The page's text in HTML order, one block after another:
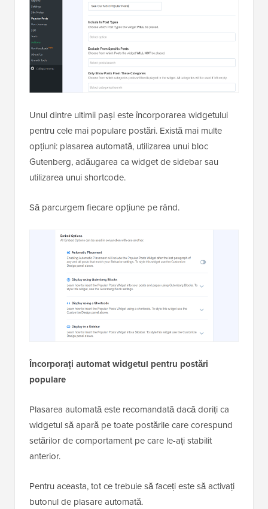
Unul dintre ultimii pași este încorporarea widgetului
pentru cele mai populare postări. Există mai multe
opțiuni: plasarea automată, utilizarea unui bloc
Gutenberg, adăugarea ca widget de sidebar sau
utilizarea unui shortcode.
Să parcurgem fiecare opțiune pe rând.
Încorporați automat widgetul pentru postări
populare
Plasarea automată este recomandată dacă doriți ca
widgetul să apară pe toate postările care corespund
setărilor de comportament pe care le-ați stabilit
anterior.
Pentru aceasta, tot ce trebuie să faceți este să activați
butonul de plasare automată.